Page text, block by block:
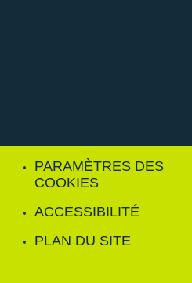
PARAMÈTRES DES
COOKIES
ACCESSIBILITÉ
PLAN DU SITE